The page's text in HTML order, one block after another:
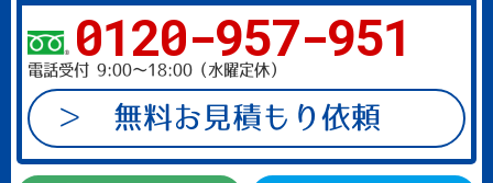
0120-957-951
電話受付 9:00～18:00（水曜定休）
無料お見積もり依頼